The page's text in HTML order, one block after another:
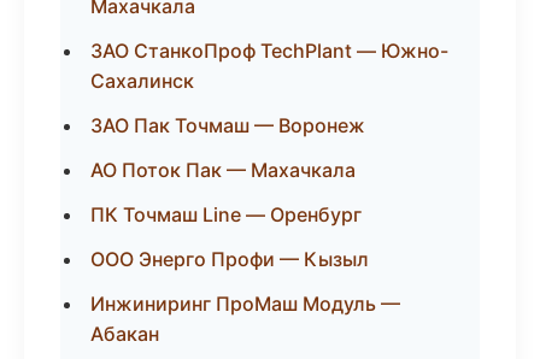
Махачкала
ЗАО СтанкоПроф TechPlant — Южно-
Сахалинск
ЗАО Пак Точмаш — Воронеж
АО Поток Пак — Махачкала
ПК Точмаш Line — Оренбург
ООО Энерго Профи — Кызыл
Инжиниринг ПроМаш Модуль —
Абакан